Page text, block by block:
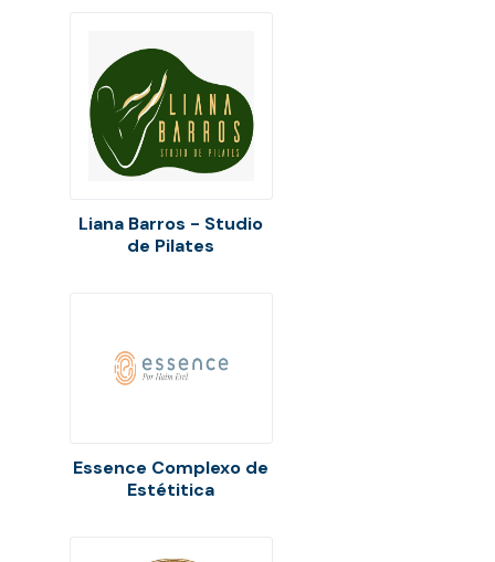
Liana Barros - Studio
de Pilates
Essence Complexo de
Estétitica